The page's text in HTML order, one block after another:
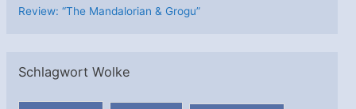
Review: “The Mandalorian & Grogu”
Schlagwort Wolke